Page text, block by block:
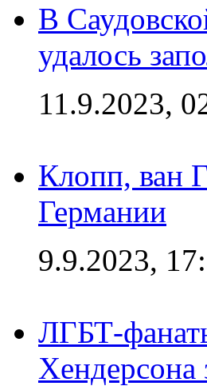
В
удалось
11.9.2023,
Клопп, ван
Германии
9.9.2023,
ЛГБТ-